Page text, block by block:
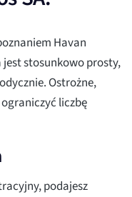
Havan
jest stosunkowo prosty,
Ostrożne,
liczbę
podajesz